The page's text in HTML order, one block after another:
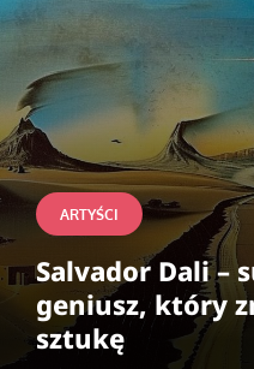
ARTYŚCI
Salvador Dali –
geniusz, który
sztukę